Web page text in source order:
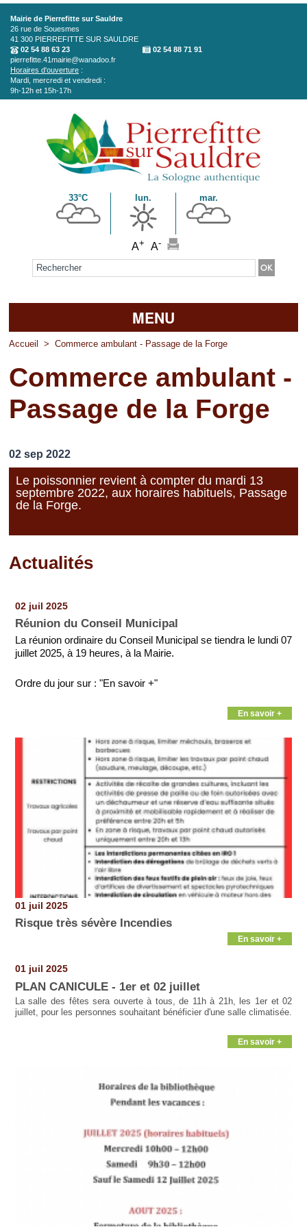
Aller au contenu principal
Mairie de Pierrefitte sur Sauldre
26 rue de Souesmes
41 300 PIERREFITTE SUR SAULDRE
02 54 88 63 23
02 54 88 71 91
pierrefitte.41mairie@wanadoo.fr
Horaires d'ouverture :
Mardi, mercredi et vendredi :
9h-12h et 15h-17h
33°C lun. mar.
A+ A-
Formulaire de recherche
MENU
Accueil
La mairie
Découvrir Pierrefitte
Vos professionnels
Loisirs
Accueil > Commerce ambulant - Passage de la Forge
Commerce ambulant -
Passage de la Forge
02 sep 2022
Le poissonnier revient à compter du mardi 13
septembre 2022, aux horaires habituels, Passage
de la Forge.
Actualités
02 juil 2025
Réunion du Conseil Municipal
La réunion ordinaire du Conseil Municipal se tiendra le lundi 07
juillet 2025, à 19 heures, à la Mairie.
Ordre du jour sur : "En savoir +"
En savoir +
01 juil 2025
Risque très sévère Incendies
En savoir +
01 juil 2025
PLAN CANICULE - 1er et 02 juillet
La salle des fêtes sera ouverte à tous, de 11h à 21h, les 1er et 02
juillet, pour les personnes souhaitant bénéficier d'une salle climatisée.
En savoir +
Pages